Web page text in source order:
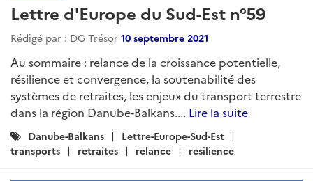
Lettre d'Europe du Sud-Est n°59
Rédigé par : DG Trésor 10 septembre 2021
Au sommaire : relance de la croissance potentielle,
résilience et convergence, la soutenabilité des
systèmes de retraites, les enjeux du transport terrestre
dans la région Danube-Balkans.... Lire la suite
Catégories
:
Danube-Balkans
Lettre-Europe-Sud-Est
transports
retraites relance resilience